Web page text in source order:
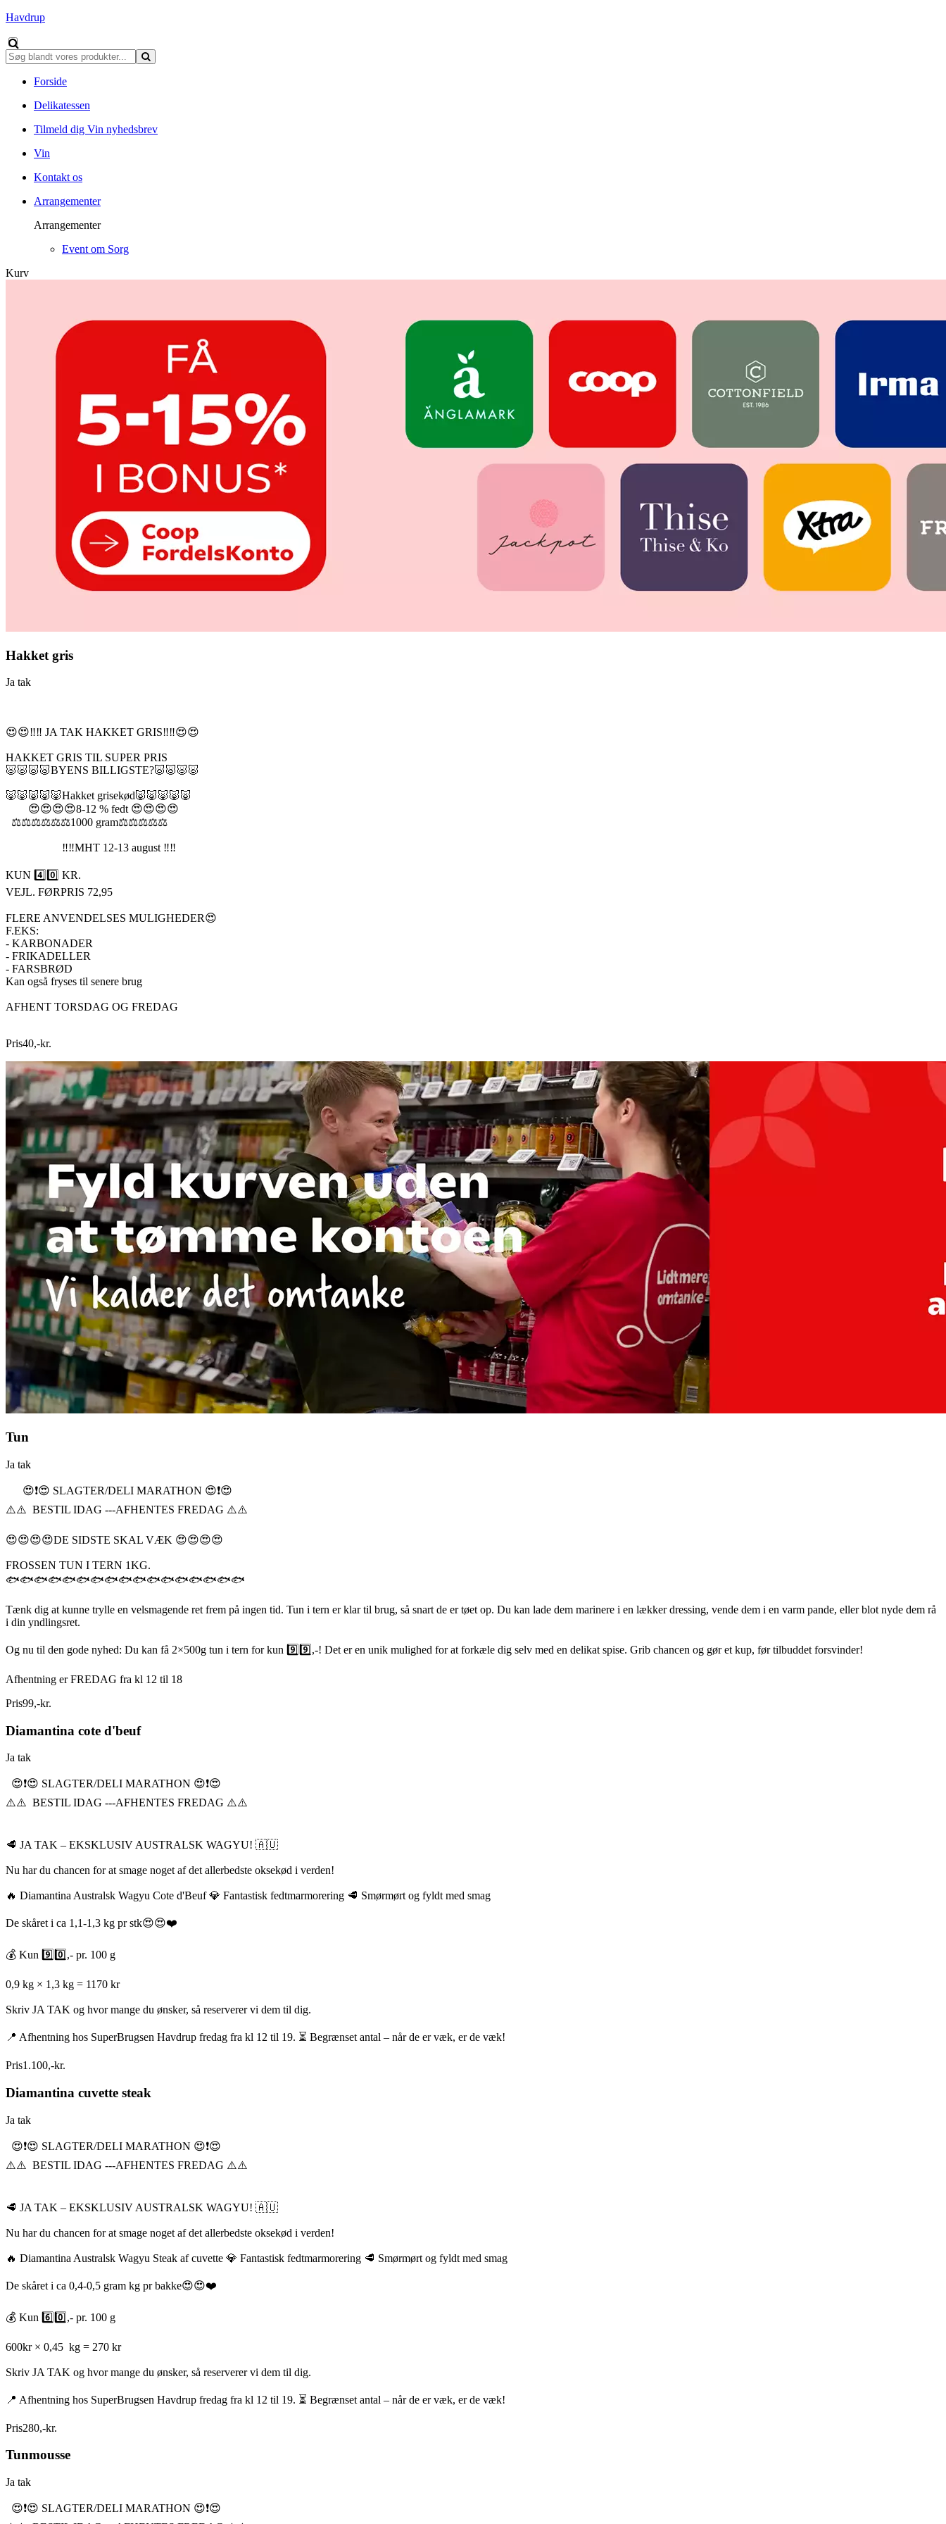
Havdrup
Forside
Delikatessen
Tilmeld dig Vin nyhedsbrev
Vin
Kontakt os
Arrangementer
Arrangementer
Event om Sorg
Kurv
Hakket gris
Ja tak
😍😍‼️‼️ JA TAK HAKKET GRIS‼️‼️😍😍
HAKKET GRIS TIL SUPER PRIS
🐷🐷🐷🐷BYENS BILLIGSTE?🐷🐷🐷🐷
🐷🐷🐷🐷🐷Hakket grisekød🐷🐷🐷🐷🐷
😍😍😍😍8-12 % fedt 😍😍😍😍
⚖️⚖️⚖️⚖️⚖️⚖️1000 gram⚖️⚖️⚖️⚖️⚖️
‼️‼️MHT 12-13 august ‼️‼️
KUN 4️⃣0️⃣ KR.
VEJL. FØRPRIS 72,95
FLERE ANVENDELSES MULIGHEDER😍
F.EKS:
- KARBONADER
- FRIKADELLER
- FARSBRØD
Kan også fryses til senere brug
AFHENT TORSDAG OG FREDAG
Pris40,-kr.
Tun
Ja tak
😍❗️😍 SLAGTER/DELI MARATHON 😍❗️😍
⚠️⚠️ BESTIL IDAG ---AFHENTES FREDAG ⚠️⚠️
😍😍😍😍DE SIDSTE SKAL VÆK 😍😍😍😍
FROSSEN TUN I TERN 1KG.
🐟🐟🐟🐟🐟🐟🐟🐟🐟🐟🐟🐟🐟🐟🐟🐟🐟
Tænk dig at kunne trylle en velsmagende ret frem på ingen tid. Tun i tern er klar til brug, så snart de er tøet op. Du kan lade dem marinere i en lækker dressing, vende dem i en varm pande, eller blot nyde dem rå
i din yndlingsret.
Og nu til den gode nyhed: Du kan få 2×500g tun i tern for kun 9️⃣9️⃣,-! Det er en unik mulighed for at forkæle dig selv med en delikat spise. Grib chancen og gør et kup, før tilbuddet forsvinder!
Afhentning er FREDAG fra kl 12 til 18
Pris99,-kr.
Diamantina cote d'beuf
Ja tak
😍❗️😍 SLAGTER/DELI MARATHON 😍❗️😍
⚠️⚠️ BESTIL IDAG ---AFHENTES FREDAG ⚠️⚠️
🥩 JA TAK – EKSKLUSIV AUSTRALSK WAGYU! 🇦🇺
Nu har du chancen for at smage noget af det allerbedste oksekød i verden!
🔥 Diamantina Australsk Wagyu Cote d'Beuf 💎 Fantastisk fedtmarmorering 🥩 Smørmørt og fyldt med smag
De skåret i ca 1,1-1,3 kg pr stk😍😍❤️
💰 Kun 9️⃣0️⃣,- pr. 100 g
0,9 kg × 1,3 kg = 1170 kr
Skriv JA TAK og hvor mange du ønsker, så reserverer vi dem til dig.
📍 Afhentning hos SuperBrugsen Havdrup fredag fra kl 12 til 19. ⏳ Begrænset antal – når de er væk, er de væk!
Pris1.100,-kr.
Diamantina cuvette steak
Ja tak
😍❗️😍 SLAGTER/DELI MARATHON 😍❗️😍
⚠️⚠️ BESTIL IDAG ---AFHENTES FREDAG ⚠️⚠️
🥩 JA TAK – EKSKLUSIV AUSTRALSK WAGYU! 🇦🇺
Nu har du chancen for at smage noget af det allerbedste oksekød i verden!
🔥 Diamantina Australsk Wagyu Steak af cuvette 💎 Fantastisk fedtmarmorering 🥩 Smørmørt og fyldt med smag
De skåret i ca 0,4-0,5 gram kg pr bakke😍😍❤️
💰 Kun 6️⃣0️⃣,- pr. 100 g
600kr × 0,45 kg = 270 kr
Skriv JA TAK og hvor mange du ønsker, så reserverer vi dem til dig.
📍 Afhentning hos SuperBrugsen Havdrup fredag fra kl 12 til 19. ⏳ Begrænset antal – når de er væk, er de væk!
Pris280,-kr.
Tunmousse
Ja tak
😍❗️😍 SLAGTER/DELI MARATHON 😍❗️😍